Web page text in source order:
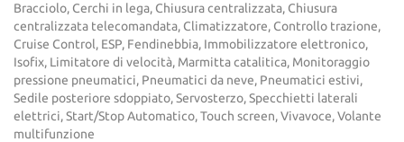
Bracciolo, Cerchi in lega, Chiusura centralizzata, Chiusura
centralizzata telecomandata, Climatizzatore, Controllo trazione,
Cruise Control, ESP, Fendinebbia, Immobilizzatore elettronico,
Isofix, Limitatore di velocità, Marmitta catalitica, Monitoraggio
pressione pneumatici, Pneumatici da neve, Pneumatici estivi,
Sedile posteriore sdoppiato, Servosterzo, Specchietti laterali
elettrici, Start/Stop Automatico, Touch screen, Vivavoce, Volante
multifunzione